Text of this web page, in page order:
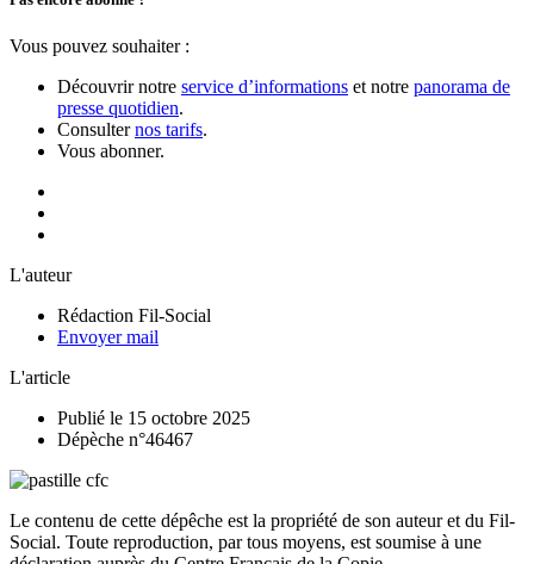
Vous pouvez souhaiter :
Découvrir notre service d’informations et notre panorama de
presse quotidien.
Consulternos tarifs.
Vous abonner.
L'auteur
Rédaction Fil-Social
Envoyer mail
L'article
Publié le 15 octobre 2025
Dépèche n°46467
Le contenu de cette dépêche est la propriété de son auteur et du Fil-
Social. Toute reproduction, par tous moyens, est soumise à une